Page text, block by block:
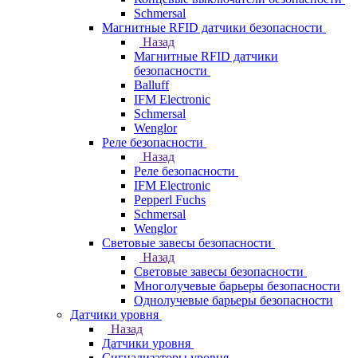
Schmersal
Магнитные RFID датчики безопасности
Назад
Магнитные RFID датчики
безопасности
Balluff
IFM Electronic
Schmersal
Wenglor
Реле безопасности
Назад
Реле безопасности
IFM Electronic
Pepperl Fuchs
Schmersal
Wenglor
Световые завесы безопасности
Назад
Световые завесы безопасности
Многолучевые барьеры безопасности
Однолучевые барьеры безопасности
Датчики уровня
Назад
Датчики уровня